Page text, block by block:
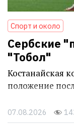
Спорт и около
Сербские
"Тобол"
Костанайская
положение
07.08.2026